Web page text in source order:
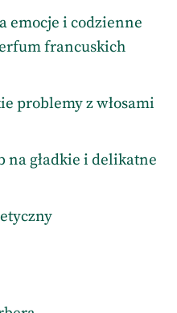
emocje i codzienne
francuskich
problemy z włosami
na gładkie i delikatne